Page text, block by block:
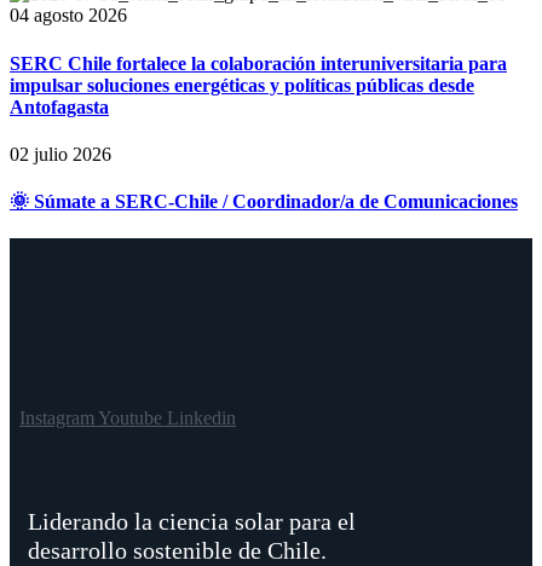
04 agosto 2026
SERC Chile fortalece la colaboración interuniversitaria para
impulsar soluciones energéticas y políticas públicas desde
Antofagasta
02 julio 2026
🌞 Súmate a SERC-Chile / Coordinador/a de Comunicaciones
InstagramYoutube Linkedin
Liderando la ciencia solar para el
desarrollo sostenible de Chile.